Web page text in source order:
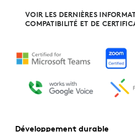
VOIR LES DERNIÈRES
COMPATIBILITÉ ET DE
Développement durable